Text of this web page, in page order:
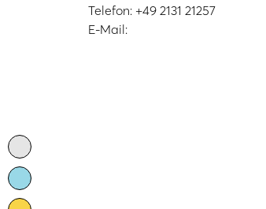
Telefon: +49 2131 21257
E-Mail: